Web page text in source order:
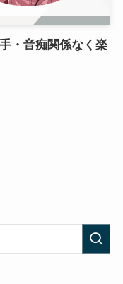
・音痴関係なく楽